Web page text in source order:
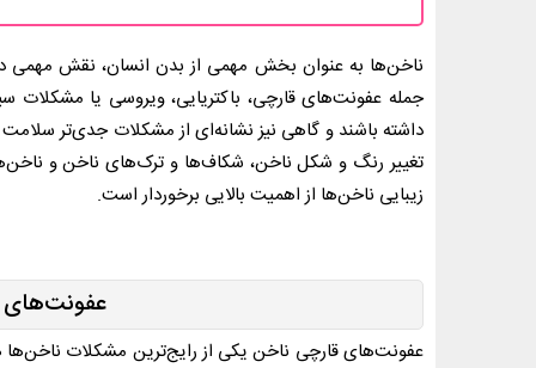
ناخن‌ها به عنوان بخش مهمی از بدن انسان، نقش مهمی در
جمله عفونت‌های قارچی، باکتریایی، ویروسی یا مشکلات
داشته باشند و گاهی نیز نشانه‌ای از مشکلات جدی‌تر
تغییر رنگ و شکل ناخن، شکاف‌ها و ترک‌های ناخن و
زیبایی ناخن‌ها از اهمیت بالایی برخوردار است.
عفونت‌های
عفونت‌های قارچی ناخن یکی از رایج‌ترین مشکلات